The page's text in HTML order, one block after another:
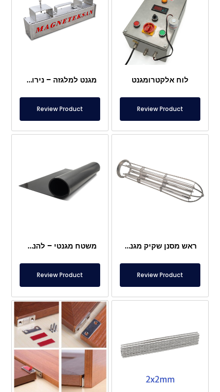
לוח אלקטרומגנט
Review Product
מגנט למלגזה – נירוסטה מלאה – מרחק אפקטיבי 10 ס"מ – שחרור קל עם ידית
Review Product
ראש מסנן שקיק מגנטי
Review Product
משטח מגנטי – להנחה מתחת לרגליים – בטוח למזון
Review Product